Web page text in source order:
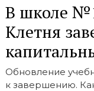
В школе
Клетня
Обновление
к завершению.